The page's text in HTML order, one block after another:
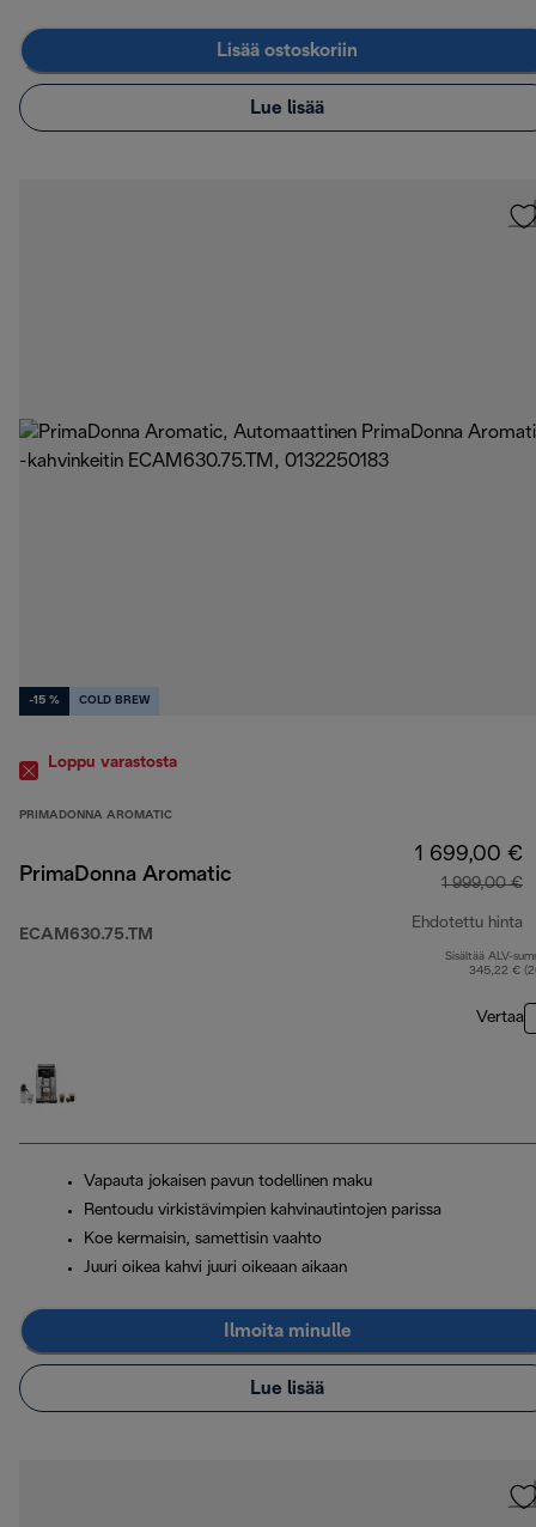
Lisää ostoskoriin
Lue lisää
-15 % COLD BREW
Loppu varastosta
PRIMADONNA AROMATIC
PrimaDonna Aromatic
ECAM630.75.TM
1 699,00 €
1 999,00 €
Ehdotettu hinta
Sisältää ALV-
345,22 €
Vertaa
Vapauta jokaisen pavun todellinen maku
Rentoudu virkistävimpien kahvinautintojen parissa
Koe kermaisin, samettisin vaahto
Juuri oikea kahvi juuri oikeaan aikaan
Ilmoita minulle
Lue lisää